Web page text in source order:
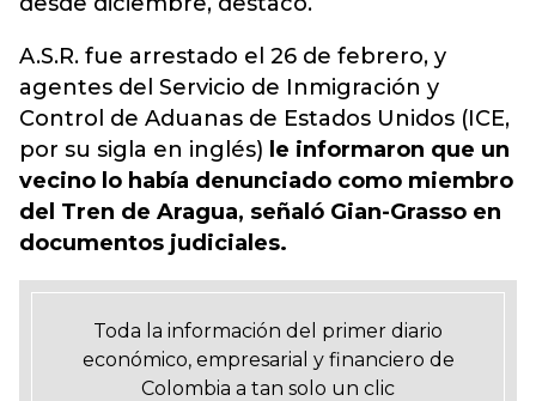
A.S.R. fue arrestado el 26 de febrero, y
agentes del Servicio de Inmigración y
Control de Aduanas de Estados Unidos (ICE,
por su sigla en inglés) le informaron que un
vecino lo había denunciado como miembro
del Tren de Aragua, señaló Gian-Grasso en
documentos judiciales.
Toda la información del primer diario
económico, empresarial y financiero de
Colombia a tan solo un clic